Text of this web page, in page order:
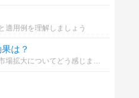
適用例を理解しましょう
は？
リカバリーウェアの効果や市場拡大についてどう感じますか？